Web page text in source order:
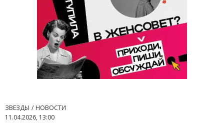
ЗВЕЗДЫ
НОВОСТИ
11.04.2026, 13:00